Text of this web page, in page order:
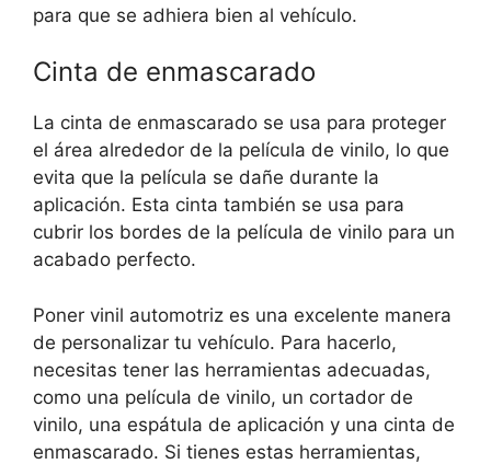
para que se adhiera bien al vehículo.
Cinta de enmascarado
La cinta de enmascarado se usa para proteger
el área alrededor de la película de vinilo, lo que
evita que la película se dañe durante la
aplicación. Esta cinta también se usa para
cubrir los bordes de la película de vinilo para un
acabado perfecto.
Poner vinil automotriz es una excelente manera
de personalizar tu vehículo. Para hacerlo,
necesitas tener las herramientas adecuadas,
como una película de vinilo, un cortador de
vinilo, una espátula de aplicación y una cinta de
enmascarado. Si tienes estas herramientas,